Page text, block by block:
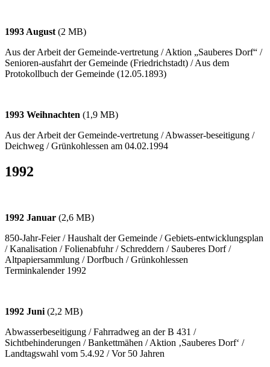
1993 August (2 MB)
Aus der Arbeit der Gemeinde-vertretung / Aktion „Sauberes Dorf“ /
Senioren-ausfahrt der Gemeinde (Friedrichstadt) / Aus dem
Protokollbuch der Gemeinde (12.05.1893)
1993 Weihnachten (1,9 MB)
Aus der Arbeit der Gemeinde-vertretung / Abwasser-beseitigung /
Deichweg / Grünkohlessen am 04.02.1994
1992
1992 Januar (2,6 MB)
850-Jahr-Feier / Haushalt der Gemeinde / Gebiets-entwicklungsplan
/ Kanalisation / Folienabfuhr / Schreddern / Sauberes Dorf /
Altpapiersammlung / Dorfbuch / Grünkohlessen
Terminkalender 1992
1992 Juni (2,2 MB)
Abwasserbeseitigung / Fahrradweg an der B 431 /
Sichtbehinderungen / Bankettmähen / Aktion ‚Sauberes Dorf‘ /
Landtagswahl vom 5.4.92 / Vor 50 Jahren